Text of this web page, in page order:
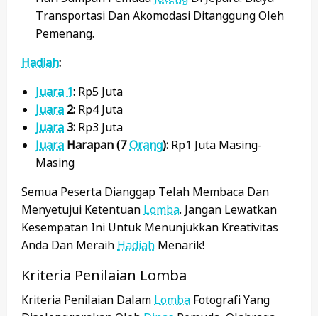
Transportasi Dan Akomodasi Ditanggung Oleh
Pemenang.
Hadiah:
Juara 1: Rp5 Juta
Juara 2: Rp4 Juta
Juara 3: Rp3 Juta
Juara Harapan (7Orang): Rp1 Juta Masing-
Masing
Semua Peserta Dianggap Telah Membaca Dan
Menyetujui Ketentuan Lomba. Jangan Lewatkan
Kesempatan Ini Untuk Menunjukkan Kreativitas
Anda Dan Meraih Hadiah Menarik!
Kriteria Penilaian Lomba
Kriteria Penilaian Dalam Lomba Fotografi Yang